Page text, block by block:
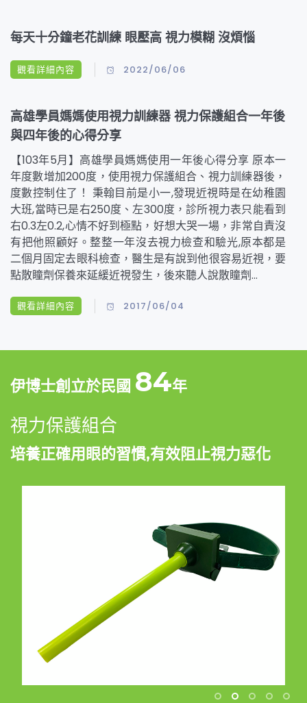
每天十分鐘老花訓練 眼壓高 視力模糊 沒煩惱
觀看詳細內容 2022/06/06
高雄學員媽媽使用視力訓練器 視力保護組合一年後
與四年後的心得分享
【103年5月】高雄學員媽媽使用一年後心得分享 原本一
年度數增加200度，使用視力保護組合、視力訓練器後，
度數控制住了！ 秉翰目前是小一,發現近視時是在幼稚園
大班,當時已是右250度、左300度，診所視力表只能看到
右0.3左0.2,心情不好到極點，好想大哭一場，非常自責沒
有把他照顧好。整整一年沒去視力檢查和驗光,原本都是
二個月固定去眼科檢查，醫生是有說到他很容易近視，要
點散瞳劑保養來延緩近視發生，後來聽人說散瞳劑...
觀看詳細內容 2017/06/04
伊博士創立於民國 84年
視力保護組合
培養正確用眼的習慣,有效阻止視力惡化